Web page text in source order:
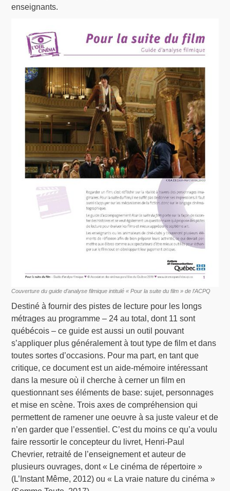
enseignants.
Couverture du guide d’analyse filmique intitulé « Pour la suite du film » de l’ACPQ
Destiné à fournir des pistes de lecture pour les longs
métrages au programme – 24 au total, dont 11 sont
québécois – ce guide est aussi un outil pouvant
s’appliquer plus généralement à tout type de film et dans
toutes sortes d’occasions. Pour ma part, en tant que
critique, ce document est un aide-mémoire intéressant
dans la mesure où il cherche à cerner un film en
questionnant ses éléments de base: sujet, personnages
et mise en scène. Trois axes de compréhension qui
permettent de ramener une oeuvre à sa juste valeur et de
n’en garder que l’essentiel. C’est du moins ce qu’a voulu
faire ressortir le concepteur du livret, Henri-Paul
Chevrier, retraité de l’enseignement et auteur de
plusieurs ouvrages, dont « Le cinéma de répertoire »
(L’Instant Même, 2012) ou « La vraie nature du cinéma »